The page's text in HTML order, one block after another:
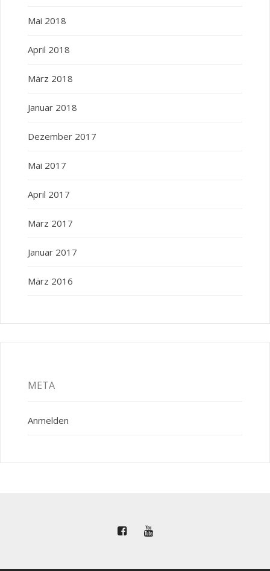
Mai 2018
April 2018
März 2018
Januar 2018
Dezember 2017
Mai 2017
April 2017
März 2017
Januar 2017
März 2016
META
Anmelden